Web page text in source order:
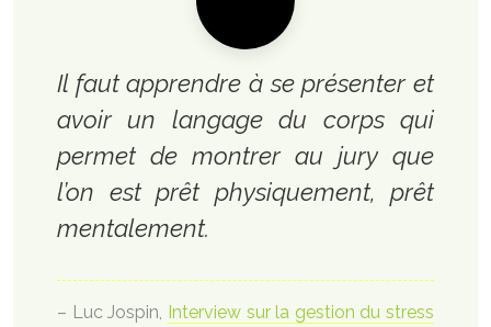
Il faut apprendre à se présenter et
avoir un langage du corps qui
permet de montrer au jury que
l’on est prêt physiquement, prêt
mentalement.
– Luc Jospin, Interview sur la gestion du stress